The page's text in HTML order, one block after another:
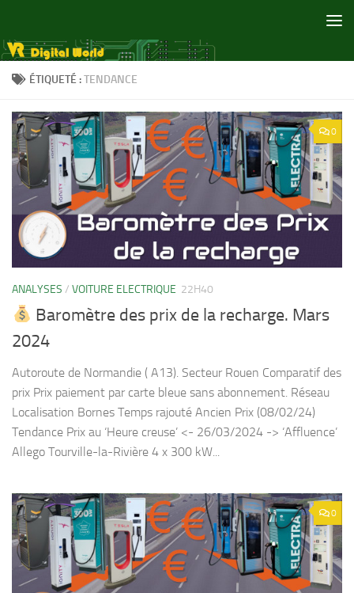
ÉTIQUETÉ :TENDANCE
0
ANALYSES / VOITURE ELECTRIQUE 22H40
Baromètre des prix de la recharge. Mars
2024
Autoroute de Normandie ( A13). Secteur Rouen Comparatif des
prix Prix paiement par carte bleue sans abonnement. Réseau
Localisation Bornes Temps rajouté Ancien Prix (08/02/24)
Tendance Prix au ‘Heure creuse’ <- 26/03/2024 -> ‘Affluence’
Allego Tourville-la-Rivière 4 x 300 kW...
0